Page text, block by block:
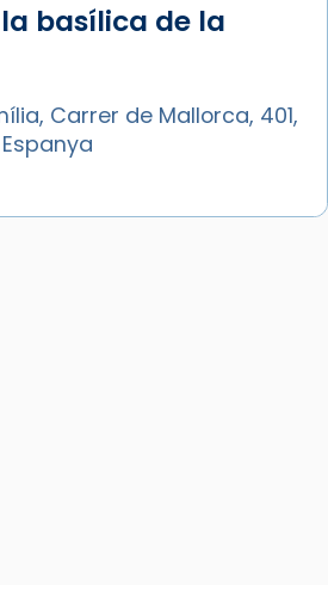
basílica de la
Carrer de Mallorca, 401,